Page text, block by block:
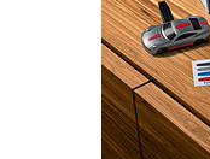
Porsche